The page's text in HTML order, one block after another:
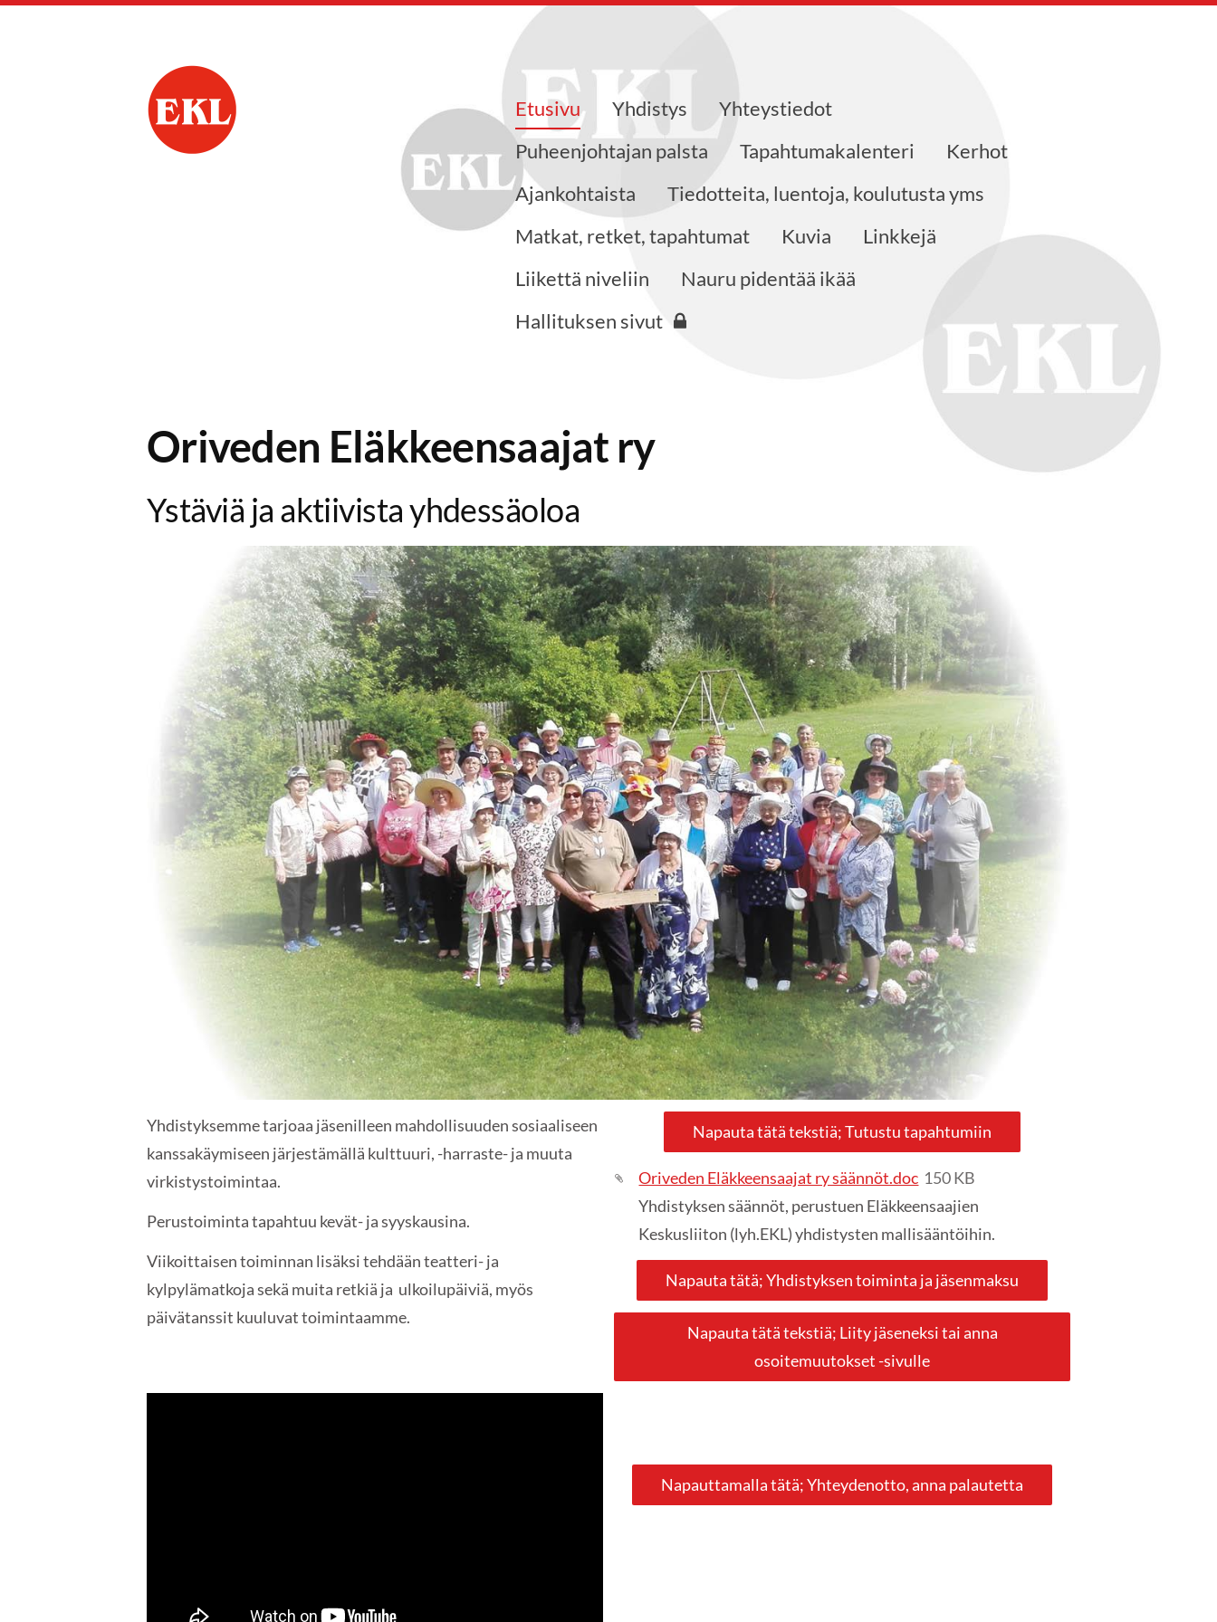
Oriveden Eläkkeensaajat ryEtusivu Yhdistys
Yhteystiedot
Puheenjohtajan palsta
Tapahtumakalenteri
Kerhot
Ajankohtaista
Tiedotteita, luentoja, koulutusta yms
Matkat, retket, tapahtumat
Kuvia
Linkkejä
Liikettä niveliin
Nauru pidentää ikää
Hallituksen sivut
Oriveden Eläkkeensaajat ry
Ystäviä ja aktiivista yhdessäoloa
Yhdistyksemme tarjoaa jäsenilleen mahdollisuuden sosiaaliseen
kanssakäymiseen järjestämällä kulttuuri, -harraste- ja muuta
virkistystoimintaa.
Perustoiminta tapahtuu kevät- ja syyskausina.
Viikoittaisen toiminnan lisäksi tehdään teatteri- ja
kylpylämatkoja sekä muita retkiä ja ulkoilupäiviä, myös
päivätanssit kuuluvat toimintaamme.
Napauta tätä tekstiä; Tutustu tapahtumiin
Oriveden Eläkkeensaajat ry säännöt.doc 150 KB
Yhdistyksen säännöt, perustuen Eläkkeensaajien
Keskusliiton (lyh.EKL) yhdistysten mallisääntöihin.
Napauta tätä; Yhdistyksen toiminta ja jäsenmaksu
Napauta tätä tekstiä; Liity jäseneksi tai anna
osoitemuutokset -sivulle
Napauttamalla tätä; Yhteydenotto, anna palautetta